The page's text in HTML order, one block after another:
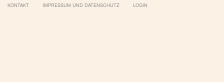
KONTAKT IMPRESSUM UND DATENSCHUTZ LOGIN